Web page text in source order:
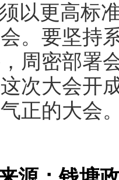
以更高标
。要坚持
周密部署
次大会开
正的大会